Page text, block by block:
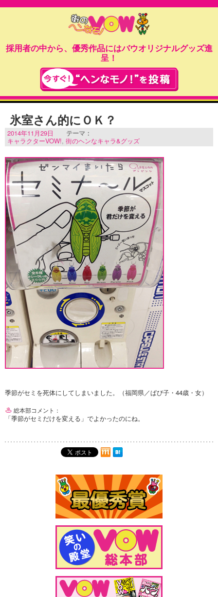
採用者の中から、優秀作品にはバウオリジナルグッズ進
呈！
氷室さん的にＯＫ？
2014年11月29日
テーマ：
キャラクターVOW!, 街のヘンなキャラ&グッズ
季節がセミを死体にしてしまいました。（福岡県／ぱぴ子・44歳・女）
総本部コメント：
「季節がセミだけを変える」でよかったのにね。